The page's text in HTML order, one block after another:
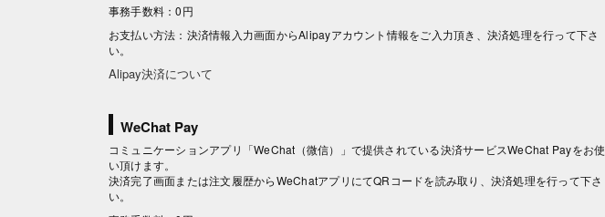
事務手数料：0円
お支払い方法：決済情報入力画面からAlipayアカウント情報をご入力頂き、決済処理を行って下さ
い。
Alipay決済について
WeChat Pay
コミュニケーションアプリ「WeChat（微信）」で提供されている決済サービスWeChat Payをお使
い頂けます。
決済完了画面または注文履歴からWeChatアプリにてQRコードを読み取り、決済処理を行って下さ
い。